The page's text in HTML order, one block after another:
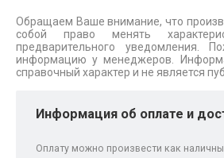
Обращаем Ваше внимание, что
собой право менять
предварительного уведомления.
информацию у менеджеров.
справочный характер и не является
Информация об оплате и
Оплату можно произвести как